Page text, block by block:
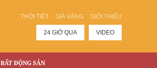
THỜI TIẾT GIÁ VÀNG GIỚI THIỆU
24 GIỜ QUA VIDEO
BẤT ĐỘNG SẢN